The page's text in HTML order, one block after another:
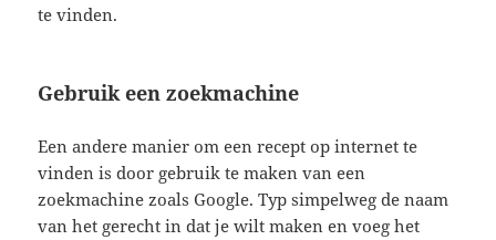
te vinden.
Gebruik een zoekmachine
Een andere manier om een recept op internet te
vinden is door gebruik te maken van een
zoekmachine zoals Google. Typ simpelweg de naam
van het gerecht in dat je wilt maken en voeg het